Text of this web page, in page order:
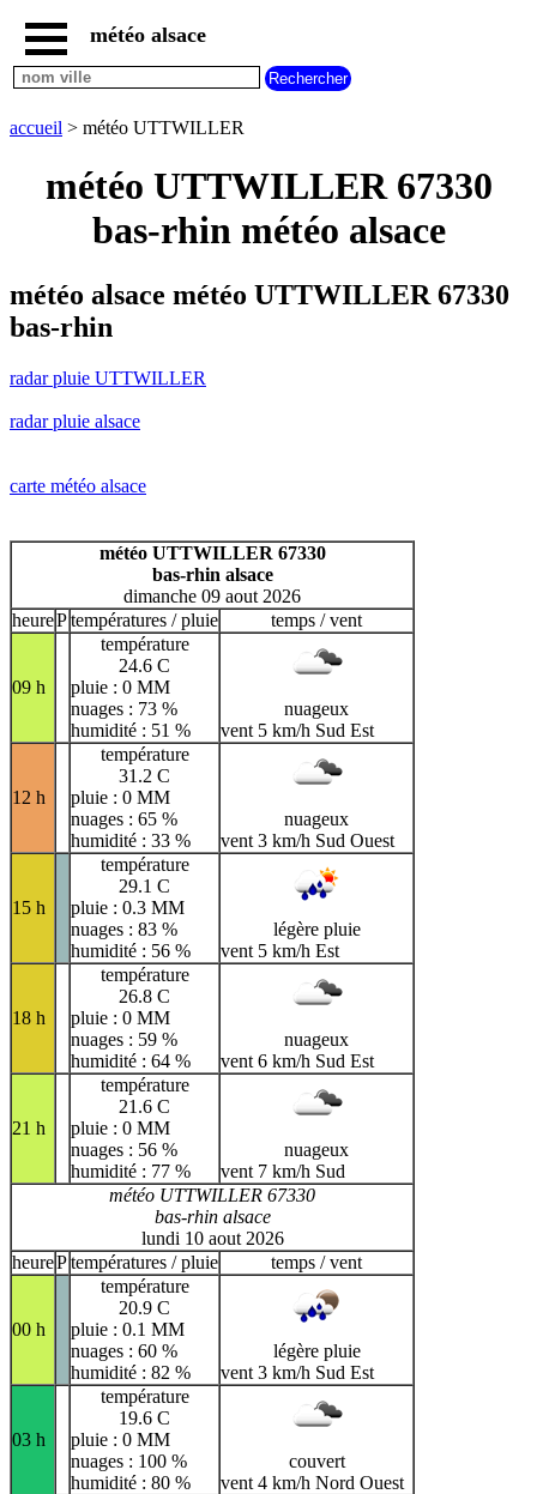
accueil
radar
UTTWILLER
météo
alsace
carte
météo
météo
H
I J K L M
N
T
U
V
W X Y Z
météo alsace
accueil > météo UTTWILLER
météo UTTWILLER 67330
bas-rhin météo alsace
météo alsace météo UTTWILLER 67330
bas-rhin
radar pluie UTTWILLER
radar pluie alsace
carte météo alsace
météo UTTWILLER 67330
bas-rhin alsace
dimanche 09 aout 2026
heurePtempératures / pluie temps / vent
09 h
température
24.6 C
pluie : 0 MM
nuages : 73 %
humidité : 51 %
nuageux
vent 5 km/h Sud Est
12 h
température
31.2 C
pluie : 0 MM
nuages : 65 %
humidité : 33 %
nuageux
vent 3 km/h Sud Ouest
15 h
température
29.1 C
pluie : 0.3 MM
nuages : 83 %
humidité : 56 %
légère pluie
vent 5 km/h Est
18 h
température
26.8 C
pluie : 0 MM
nuages : 59 %
humidité : 64 %
nuageux
vent 6 km/h Sud Est
21 h
température
21.6 C
pluie : 0 MM
nuages : 56 %
humidité : 77 %
nuageux
vent 7 km/h Sud
météo UTTWILLER 67330
bas-rhin alsace
lundi 10 aout 2026
heurePtempératures / pluie temps / vent
00 h
température
20.9 C
pluie : 0.1 MM
nuages : 60 %
humidité : 82 %
légère pluie
vent 3 km/h Sud Est
03 h
température
19.6 C
pluie : 0 MM
nuages : 100 %
humidité : 80 %
couvert
vent 4 km/h Nord Ouest